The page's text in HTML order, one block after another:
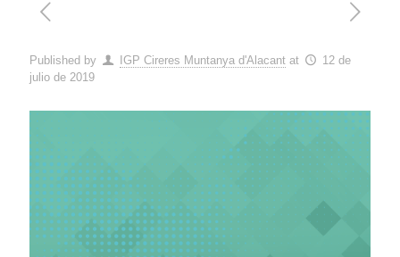
Published by IGP Cireres Muntanya d'Alacant at
12 de
julio de 2019